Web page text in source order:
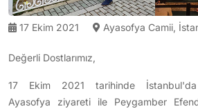
17 Ekim 2021 Ayasofya Camii,
Değerli Dostlarımız,
17 Ekim 2021 tarihinde İstanbul'da
Ayasofya ziyareti ile Peygamber